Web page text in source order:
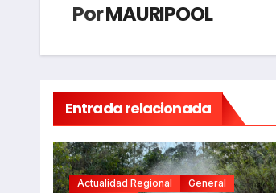
PorMAURIPOOL
Entrada relacionada
Actualidad Regional
General